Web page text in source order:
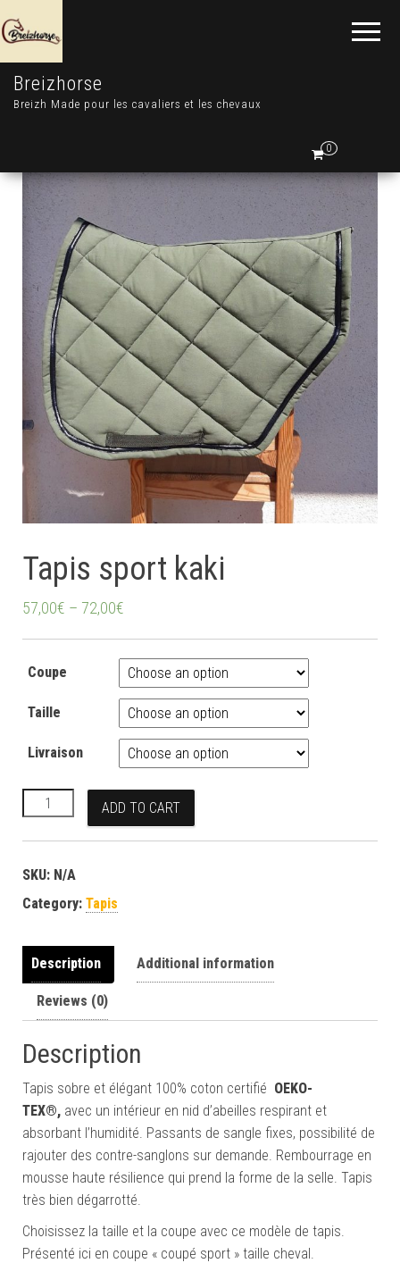
Breizhorse
Breizh Made pour les cavaliers et les chevaux
0
Tapis sport kaki
57,00€ – 72,00€
Coupe
Taille
Livraison
Tapis sport kaki quantity
ADD TO CART
SKU: N/A
Category: Tapis
Description Additional information
Reviews (0)
Description
Tapis sobre et élégant 100% coton certifié OEKO-
TEX®, avec un intérieur en nid d’abeilles respirant et
absorbant l’humidité. Passants de sangle fixes, possibilité de
rajouter des contre-sanglons sur demande. Rembourrage en
mousse haute résilience qui prend la forme de la selle. Tapis
très bien dégarrotté.
Choisissez la taille et la coupe avec ce modèle de tapis.
Présenté ici en coupe « coupé sport » taille cheval.